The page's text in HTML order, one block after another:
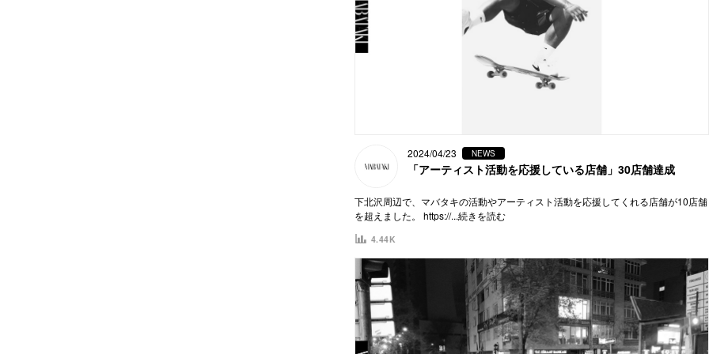
2024/04/23 NEWS
「アーティスト活動を応援している店舗」30店舗達成
下北沢周辺で、マバタキの活動やアーティスト活動を応援してくれる店舗が10店舗
を超えました。 https://...続きを読む
4.44K